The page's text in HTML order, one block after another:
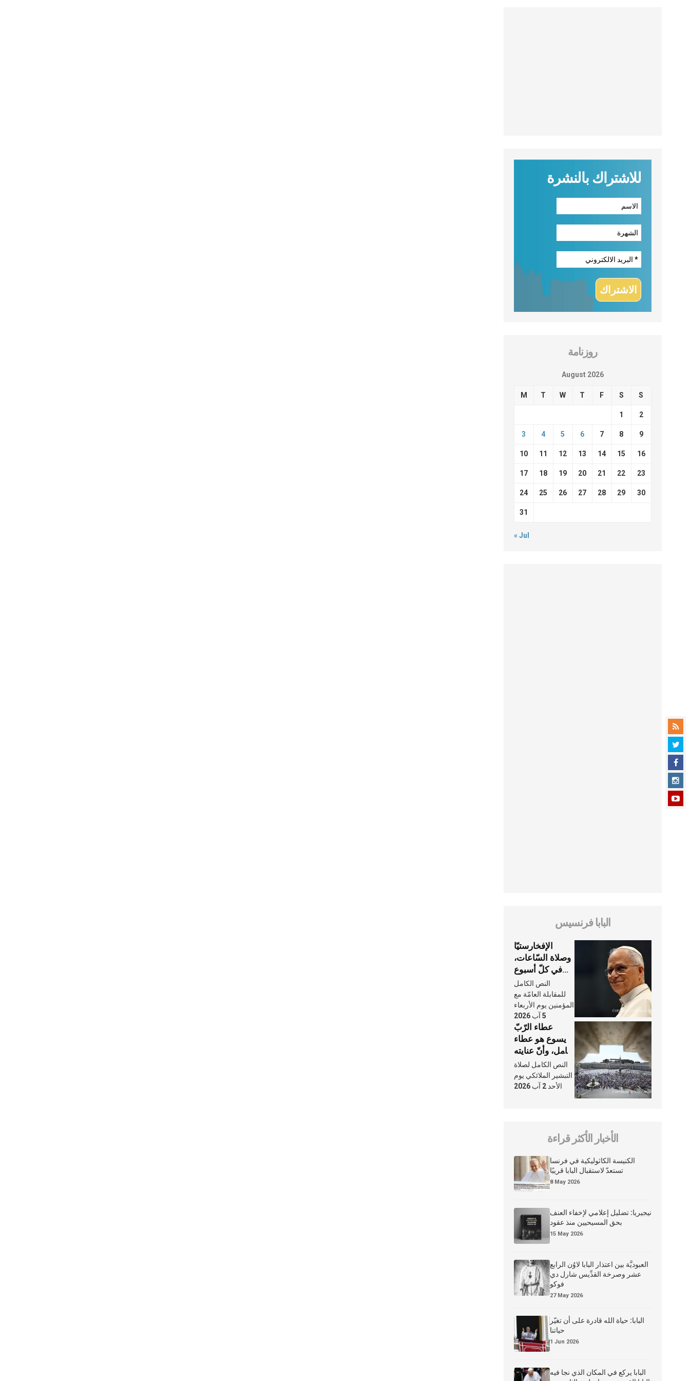
للاشتراك بالنشرة
روزنامة
August 2026
M T W T F S S
1 2
3 4 5 6 7 8 9
10 11 12 13 14 15 16
17 18 19 20 21 22 23
24 25 26 27 28 29 30
31
« Jul
البابا فرنسيس
الإفخارستيّا
وصلاة السّاعات،
في كلّ أسبوع
وكلّ يوم، هما
النَّفَس في حياة
الكنيسة
النص الكامل
للمقابلة العامّة مع
المؤمنين يوم الأربعاء
5 آب 2026
عطاء الرّبّ
يسوع هو عطاء
شامل، وأنّ عنايته
بنا لا تغيب عنّا
أبدًا
النص الكامل لصلاة
التبشير الملائكي يوم
الأحد 2 آب 2026
الأخبار الأكثر قراءة
الكنيسة الكاثوليكية في فرنسا
تستعدّ لاستقبال البابا قريبًا
8 May 2026
نيجيريا: تضليل إعلامي لإخفاء العنف
بحق المسيحيين منذ عقود
15 May 2026
العبوديَّة بين اعتذار البابا لاوُن الرابع
عشر وصرخة القدِّيس شارل دي
فوكو
27 May 2026
البابا: حياة الله قادرة على أن تغيّر
حياتنا
1 Jun 2026
البابا يركع في المكان الذي نجا فيه